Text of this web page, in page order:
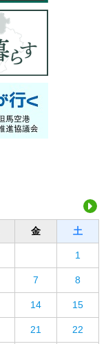
金 土
1
7 8
14 15
21 22